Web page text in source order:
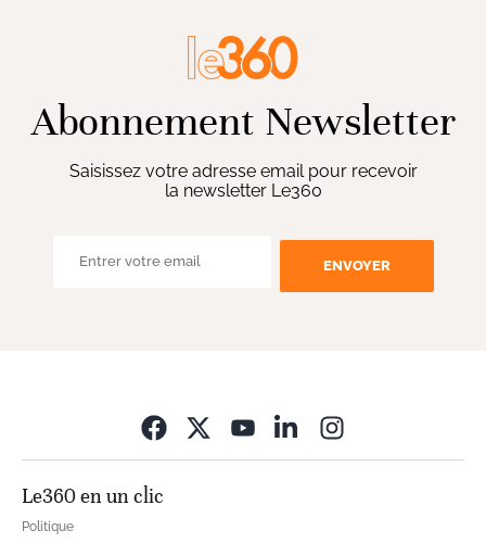
Abonnement Newsletter
Saisissez votre adresse email pour recevoir
la newsletter Le360
ENVOYER
Le360 en un clic
Politique